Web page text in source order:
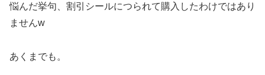
悩んだ挙句、割引シールにつられて購入したわけではあり
ませんw
あくまでも。